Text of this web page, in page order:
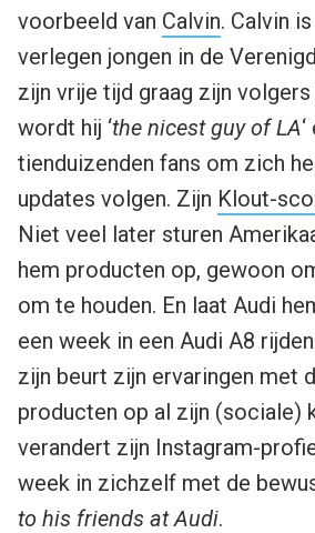
voorbeeld van Calvin. Calvin
verlegen jongen in de
zijn vrije tijd graag zijn
wordt hij ‘the nicest guy of LA
tienduizenden fans om zich
updates volgen. Zijn Klout-
Niet veel later sturen
hem producten op, gewoon
om te houden. En laat Audi
een week in een Audi A8
zijn beurt zijn ervaringen met
producten op al zijn (sociale)
verandert zijn Instagram-
week in zichzelf met de
to his friends at Audi.